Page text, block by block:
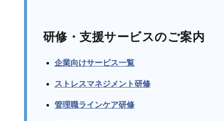
研修・支援サービスのご案内
企業向けサービス一覧
ストレスマネジメント研修
管理職ラインケア研修